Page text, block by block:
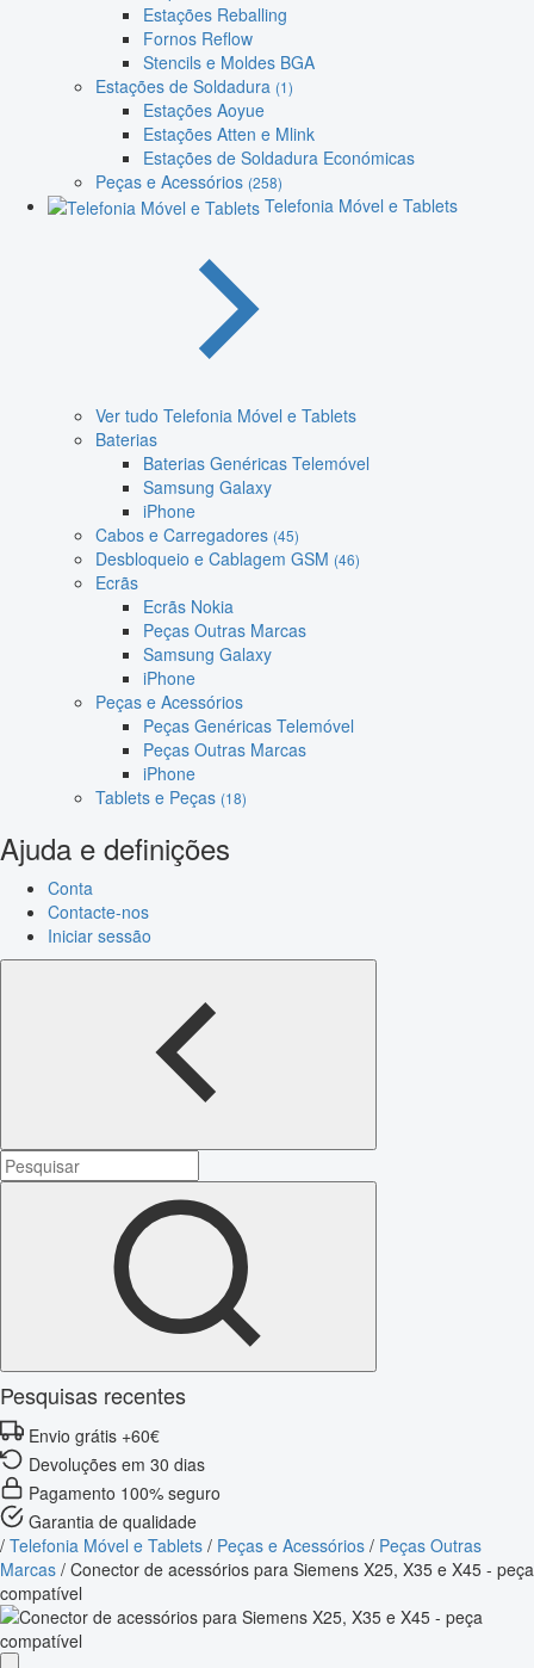
Estações Reballing
Fornos Reflow
Stencils e Moldes BGA
Estações de Soldadura (1)
Estações Aoyue
Estações Atten e Mlink
Estações de Soldadura Económicas
Peças e Acessórios (258)
Telefonia Móvel e Tablets
Ver tudo Telefonia Móvel e Tablets
Baterias
Baterias Genéricas Telemóvel
Samsung Galaxy
iPhone
Cabos e Carregadores (45)
Desbloqueio e Cablagem GSM (46)
Ecrãs
Ecrãs Nokia
Peças Outras Marcas
Samsung Galaxy
iPhone
Peças e Acessórios
Peças Genéricas Telemóvel
Peças Outras Marcas
iPhone
Tablets e Peças (18)
Ajuda e definições
Conta
Contacte-nos
Iniciar sessão
Pesquisas recentes
Envio grátis +60€
Devoluções em 30 dias
Pagamento 100% seguro
Garantia de qualidade
/ Telefonia Móvel e Tablets / Peças e Acessórios / Peças Outras
Marcas / Conector de acessórios para Siemens X25, X35 e X45 - peça
compatível